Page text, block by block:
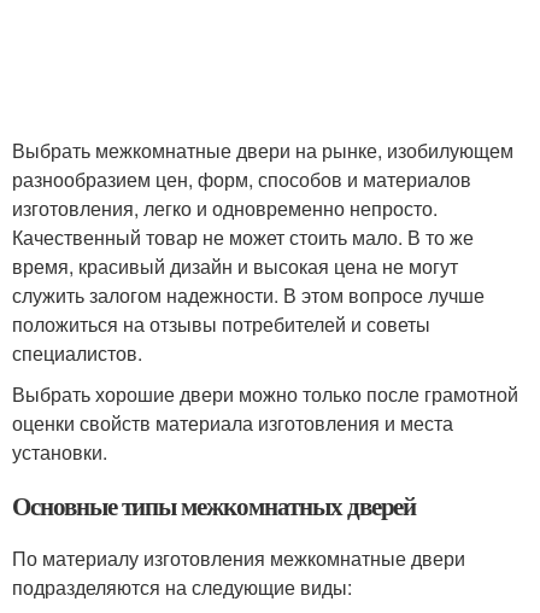
Выбрать межкомнатные двери на рынке, изобилующем
разнообразием цен, форм, способов и материалов
изготовления, легко и одновременно непросто.
Качественный товар не может стоить мало. В то же
время, красивый дизайн и высокая цена не могут
служить залогом надежности. В этом вопросе лучше
положиться на отзывы потребителей и советы
специалистов.
Выбрать хорошие двери можно только после грамотной
оценки свойств материала изготовления и места
установки.
Основные типы межкомнатных дверей
По материалу изготовления межкомнатные двери
подразделяются на следующие виды: